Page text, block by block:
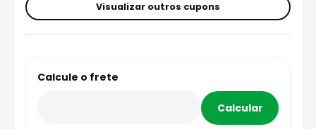
Visualizar outros cupons